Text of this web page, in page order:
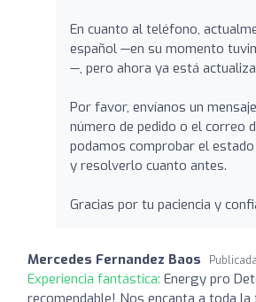
En cuanto al teléfono,
español —en su momento
—, pero ahora ya está
Por favor, envíanos un
número de pedido o el correo
podamos comprobar el
y resolverlo cuanto antes.
Gracias por tu paciencia y
Mercedes Fernandez Baos
Experiencia fantástica: Energy pro
recomendable! Nos encanta a toda la